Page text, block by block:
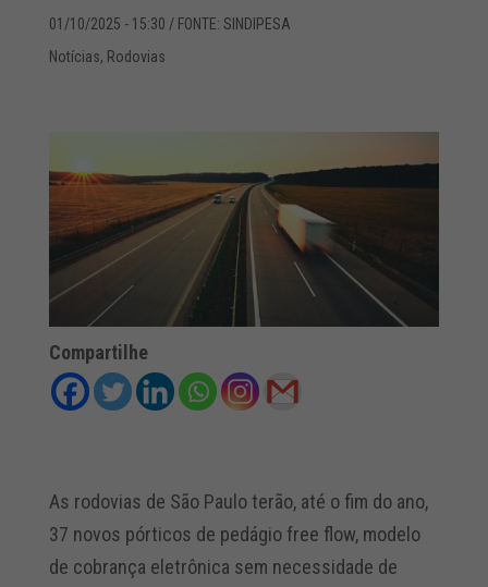
01/10/2025 - 15:30 / FONTE: SINDIPESA
Notícias, Rodovias
Compartilhe
As rodovias de São Paulo terão, até o fim do ano,
37 novos pórticos de pedágio free flow, modelo
de cobrança eletrônica sem necessidade de